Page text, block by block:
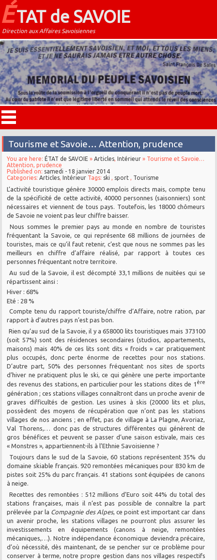
ÉTAT de SAVOIE
Direction aux Affaires Savoisiennes
Tourisme et Savoie… Attention, prudence
You are here: ÉTAT de SAVOIE »Articles, Intérieur » Tourisme et Savoie…
Attention, prudence
Published on: samedi - 18 janvier 2014
Categories:Articles, Intérieur Tags: ski , sport , Tourisme
L’activité touristique génère 30000 emplois directs mais, compte tenu
de la spécificité de cette activité, 40000 personnes (saisonniers) sont
nécessaires et viennent de tous pays. Toutefois, les 18000 chômeurs
de Savoie ne voient pas leur chiffre baisser.
Nous sommes le premier pays au monde en nombre de touristes
fréquentant la Savoie, ce qui représente 68 millions de journées de
touristes, mais ce qu’il faut retenir, c’est que nous ne sommes pas les
meilleurs en chiffre d’affaire réalisé, par rapport à toutes ces
personnes fréquentant notre territoire.
Au sud de la Savoie, il est décompté 33,1 millions de nuitées qui se
répartissent ainsi :
Hiver : 68%
Eté : 28 %
Compte tenu du rapport touriste/chiffre d’Affaire, notre ration, par
rapport à d’autres pays n’est pas bon.
Rien qu’au sud de la Savoie, il y a 658000 lits touristiques mais 373100
(soit 57%) sont des résidences secondaires (studios, appartements,
maisons) mais 40% de ces lits sont dits « froids » car pratiquement
plus occupés, donc perte énorme de recettes pour nos stations.
D’autre part, 50% des personnes fréquentant nos sites de sports
d’hiver ne pratiquent plus le ski, ce qui génère une perte importante
des revenus des stations, en particulier pour les stations dites de 1 ère
génération ; ces stations villages connaîtront dans un proche avenir de
graves difficultés de gestion. Les usines à skis (20000 lits et plus,
possèdent des moyens de récupération que n’ont pas les stations
villages de nos anciens ; en effet, pas de village à La Plagne, Avoriaz,
Val Thorens,… donc pas de structures différentes qui génèrent de
gros bénéfices et peuvent se passer d’une saison estivale, mais ces
« Monstres », appartiennent-ils à l’Ethnie Savoisienne ?
Toujours dans le sud de la Savoie, 60 stations représentent 35% du
domaine skiable français. 920 remontées mécaniques pour 830 km de
pistes soit 25% du parc français. 41 stations sont équipées de canons
à neige.
Recettes des remontées : 512 millions d’Euro soit 44% du total des
stations françaises, mais il n’est pas possible de connaître la part
prélevée par la Compagnie des Alpes, ce point est important car dans
un avenir proche, les stations villages ne pourront plus assurer les
investissements en équipements (canons à neige, remontées
mécaniques,…). Notre indépendance économique deviendra précaire,
d’où nécessité, dès maintenant, de se pencher sur ce problème pour
conserver à terme, notre propre gestion dans nos villages respectifs